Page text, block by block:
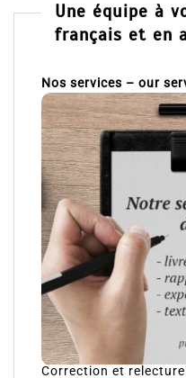
Une équipe à
français et en
Nos services – our
Correction et relecture